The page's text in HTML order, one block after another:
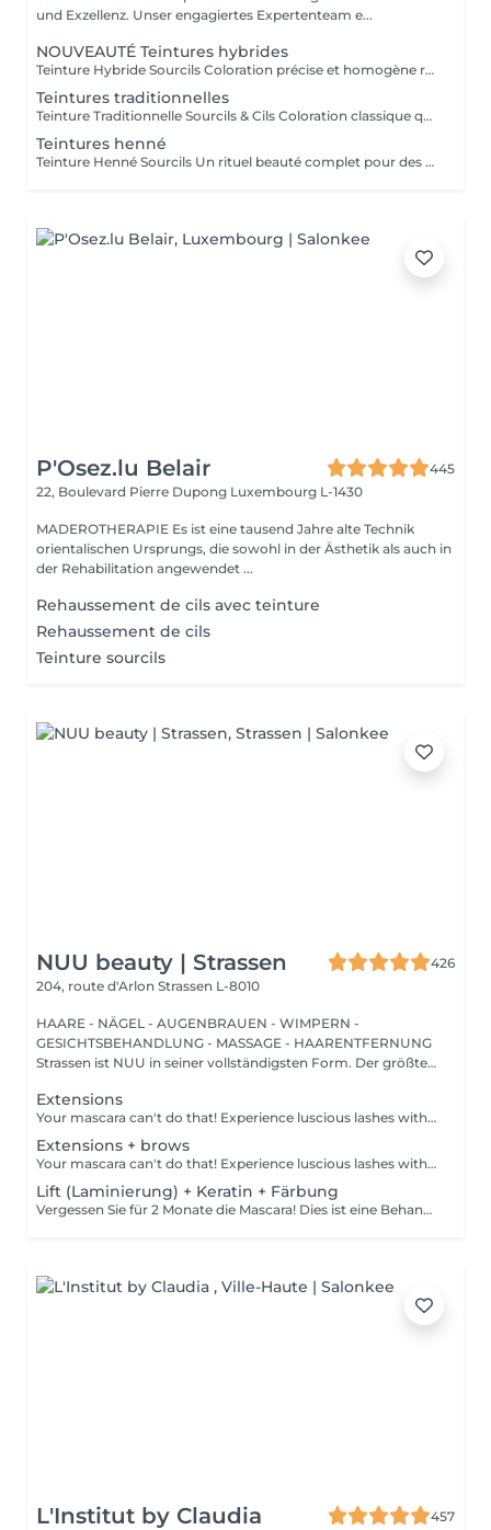
und Exzellenz. Unser engagiertes Expertenteam e...
NOUVEAUTÉ Teintures hybrides
Teinture Hybride Sourcils Coloration précise et homogène réalisée à l'airbrush qui colore à la fois la peau et le poil pour un effet maquillé longue durée. Avant la pose une restructuration complète est effectuée avec épilation au fil ou à la cire selon l'envie et le besoin de la cliente afin d'obtenir une ligne parfaitement dessinée. Tenue sur la peau jusqu'à 10 jours Tenue sur le poil jusqu'à 6 à 7 semaines Disponible en plusieurs teintes pour s'adapter à chaque carnation. Compatible avec le Browlift pour des sourcils plus denses, structurés et naturellement sublimés.
Teintures traditionnelles
Teinture Traditionnelle Sourcils & Cils Coloration classique qui intensifie la couleur naturelle des poils pour un regard plus profond et structuré. Tenue sur la peau 1 à 2 jours Tenue sur le poil jusqu'à 4 semaines Disponible en plusieurs teintes pour s'adapter à chaque carnation et couleur de poils. Compatible avec le Brow Lift et le Rehaussement de Cils pour un résultat harmonieux et durable. Il est également possible d'ajouter un soin à la kératine qui nourrit et hydrate en profondeur le poil du sourcil et du cil pour un fini plus doux, brillant et renforcé.
Teintures henné
Teinture Henné Sourcils Un rituel beauté complet pour des sourcils parfaitement dessinés et naturellement sublimés. La teinture au henné colore à la fois la peau et le poil offrant un effet maquillé et structuré sans maquillage. Avant la pose une restructuration sur mesure est réalisée, prise précise des points de mesure puis épilation au fil ou à la cire pour redéfinir harmonieusement la ligne du sourcil. Tenue sur la peau jusqu'à 10 jours Tenue sur le poil jusqu'à 5 semaines Disponible en plusieurs teintes adaptées à chaque carnation. Le résultat, des sourcils nets, équilibrés et intensément mis en valeur avec un rendu naturel et soigné.
P'Osez.lu Belair
445
22, Boulevard Pierre Dupong Luxembourg L-1430
MADEROTHERAPIE Es ist eine tausend Jahre alte Technik
orientalischen Ursprungs, die sowohl in der Ästhetik als auch in
der Rehabilitation angewendet ...
Rehaussement de cils avec teinture
Rehaussement de cils
Teinture sourcils
NUU beauty | Strassen
426
204, route d'Arlon Strassen L-8010
HAARE - NÄGEL - AUGENBRAUEN - WIMPERN -
GESICHTSBEHANDLUNG - MASSAGE - HAARENTFERNUNG
Strassen ist NUU in seiner vollständigsten Form. Der größte
Extensions
Your mascara can't do that! Experience luscious lashes with our professional lash extensions. Each artificial lash is expertly applied to your natural lashes, creating a fuller, longer, and darker look. Volume options: choose from 1D to 5D for the perfect fullness. Personalised choices: discuss your preferences for curves and colours with our expert. What to expect: - eye area is cleaned - tape and patches are applied to protect the skin - extensions are applied to your natural lashes - lashes are dried for a secure hold - tape and patches are removed Age restrictions: recommended to do from 16 years. Post procedure recommendations: do not wash eyelashes 24 hours after the procedure. Frequency: once in 3-4 weeks.
Extensions + brows
Your mascara can't do that! Experience luscious lashes with our professional lash extensions. Each artificial lash is expertly applied to your natural lashes, creating a fuller, longer, and darker look. Volume options: choose from 1D to 5D for the perfect fullness. Personalised choices: discuss your preferences for curves and colours with our expert. What to expect: - eye area is cleaned - tape and patches are applied to protect the skin - extensions are applied to your natural lashes - lashes are dried for a secure hold - tape and patches are removed Age restrictions: recommended to do from 16 years. Post procedure recommendations: do not wash eyelashes 24 hours after the procedure. Frequency: once in 3-4 weeks.
Lift (Laminierung) + Keratin + Färbung
Vergessen Sie für 2 Monate die Mascara! Dies ist eine Behandlung, bei der Ihre natürlichen Wimpern angehoben und gekräuselt werden, um sie länger aussehen zu lassen und ihnen eine attraktive Form zu verleihen, die Ihre Augen öffnet. Wie wird die Wimpernlaminierung durchgeführt? - Wimpern werden gewaschen - Augenpads werden platziert - Silikonstäbchen werden platziert - Permanentlösung wird aufgetragen - Liftinglösung verbleibt etwa 15 Minuten auf den Wimpern - Neutralisierungslösung wird aufgetragen, um die Disulfid-Wimpernbindungen wiederherzustellen - Henna oder Farbe wird aufgetragen - Keratin (Serum wird aufgetragen, um die Wimpern hydratisiert und gesund zu halten) - Silikonstäbchen werden entfernt Altersbeschränkungen: empfohlenes Mindestalter ab 14 Jahren. Empfehlungen nach dem Eingriff: die Wimpern 24 Stunden nach dem Eingriff nicht waschen. Frequenz: einmal in 8 Wochen.
L'Institut by Claudia
457